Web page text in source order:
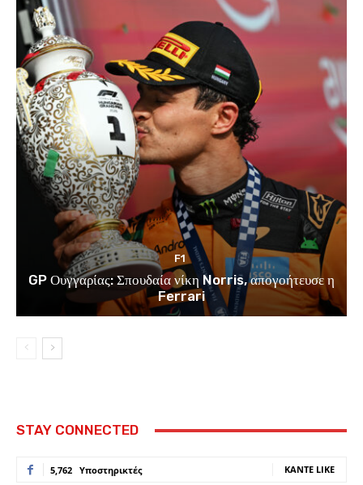
F1
GP Ουγγαρίας: Σπουδαία νίκη Norris, απογοήτευσε η
Ferrari
STAY CONNECTED
5,762 Υποστηρικτές ΚΆΝΤΕ LIKE